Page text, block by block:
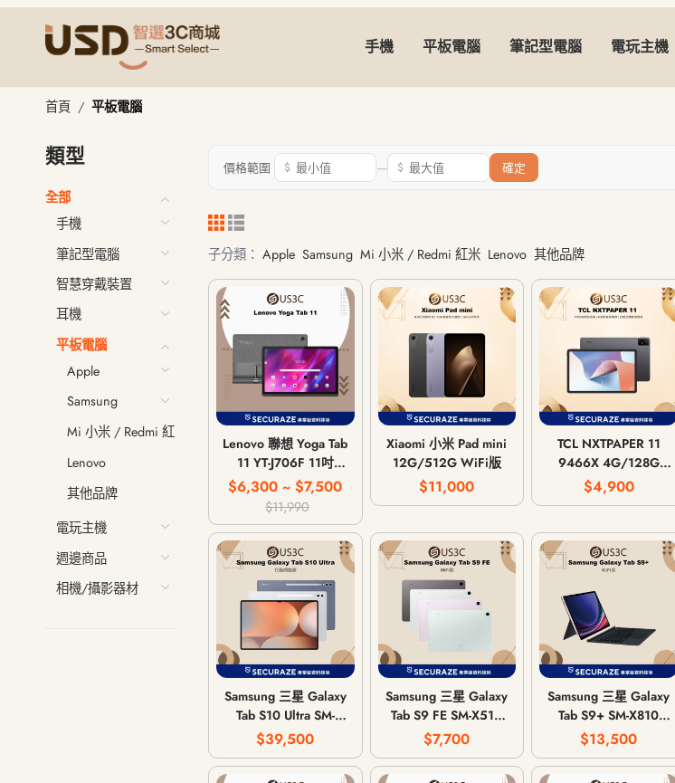
手機 平板電腦 筆記型電腦 電玩主機
平板電腦
首頁 平板電腦
類型
全部
手機
筆記型電腦
智慧穿戴裝置
耳機
平板電腦
Apple
Samsung
Mi 小米 / Redmi 紅米
Lenovo
其他品牌
電玩主機
週邊商品
相機/攝影器材
價格範圍 $ — $ 確定
子分類： Apple Samsung Mi 小米 / Redmi 紅米 Lenovo 其他品牌
Lenovo 聯想 Yoga Tab
11 YT-J706F 11吋
4G/128G WiFi版
$6,300 ~ $7,500
$11,990
Xiaomi 小米 Pad mini
12G/512G WiFi版
$11,000
TCL NXTPAPER 11
9466X 4G/128G
WiFi版
$4,900
Samsung 三星 Galaxy
Tab S10 Ultra SM-
X926 12G/256G |
12G/512G | 16G 1T
行動網路版
$39,500
Samsung 三星 Galaxy
Tab S9 FE SM-X510
6G/128G | 8G/256G
WiFi版
$7,700
Samsung 三星 Galaxy
Tab S9+ SM-X810
12G/256G WiFi版
$13,500